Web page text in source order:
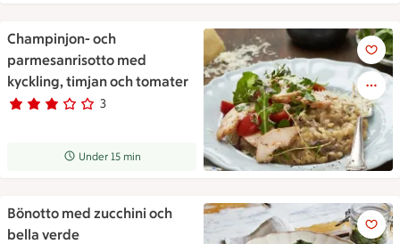
Champinjon- och
parmesanrisotto med
kyckling, timjan och tomater
Betyg 3 av 5.
3
3 personer har röstat
Receptet tar Under 15 min att tillaga
Under 15 min
Champinjon- och
Bönotto med zucchini och
bella verde
Bönotto med zucchini och